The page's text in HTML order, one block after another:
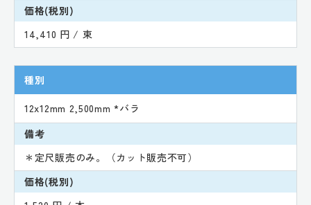
価格(税別)
14,410 円 / 束
種別
12x12mm 2,500mm *バラ
備考
＊定尺販売のみ。（カット販売不可）
価格(税別)